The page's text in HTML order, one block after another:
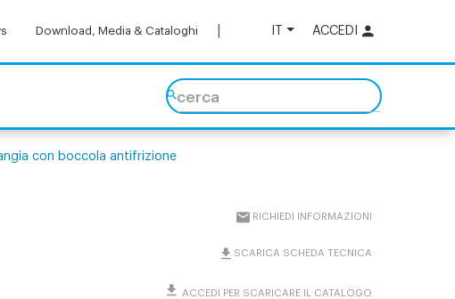
ACCEDI
Download, Media & Cataloghi
cerca
con boccola antifrizione
RICHIEDI INFORMAZIONI
SCARICA SCHEDA TECNICA
ACCEDI PER SCARICARE IL CATALOGO